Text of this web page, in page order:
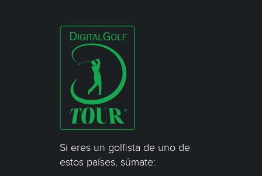
Si eres un golfista de uno de
estos países, súmate: